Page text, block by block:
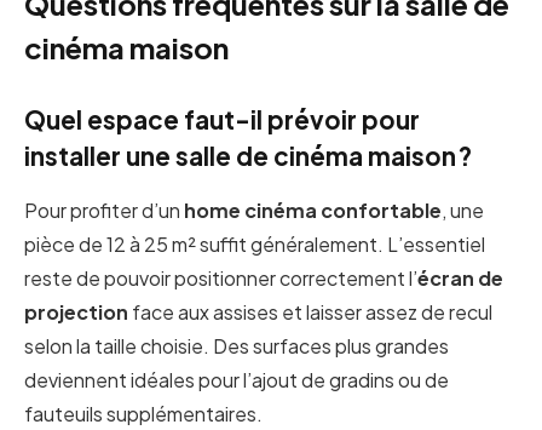
cinéma maison
Quel espace faut-il prévoir pour
installer une salle de cinéma maison ?
Pour profiter d’un home cinéma confortable, une
pièce de 12 à 25 m² suffit généralement. L’essentiel
reste de pouvoir positionner correctement l’écran de
projection face aux assises et laisser assez de recul
selon la taille choisie. Des surfaces plus grandes
deviennent idéales pour l’ajout de gradins ou de
fauteuils supplémentaires.